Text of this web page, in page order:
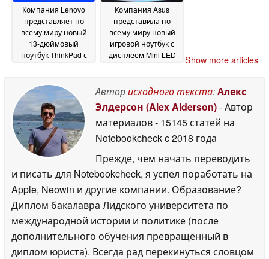
Компания Lenovo
представляет по
всему миру новый
13-дюймовый
ноутбук ThinkPad с
процессорами Intel
Lunar Lake20 June 2026
Компания Asus
представила по
всему миру новый
игровой ноутбук с
дисплеем Mini LED
процессором
мощностью 175 Вт
June 2026
Show more articles
Авторисходного текста:Алекс
Элдерсон (Alex Alderson)- Автор
материалов- 15145 статей на
Notebookcheckc 2018 года
Прежде, чем начать переводить
и писать для Notebookcheck, я успел поработать на
Apple, Neowin и другие компании. Образование?
Диплом бакалавра Лидского университета по
международной истории и политике (после
дополнительного обучения превращённый в
диплом юриста). Всегда рад перекинуться словцом